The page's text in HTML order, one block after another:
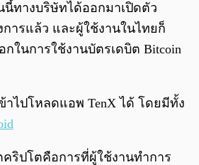
นี้ทางบริษัทได้ออกมาเปิดตัว
การแล้ว และผู้ใช้งานในไทยก็
กในการใช้งานบัตรเดบิต Bitcoin
าไปโหลดแอพ TenX ได้ โดยมีทั้ง
ริปโตคือการที่ผู้ใช้งานทำการ